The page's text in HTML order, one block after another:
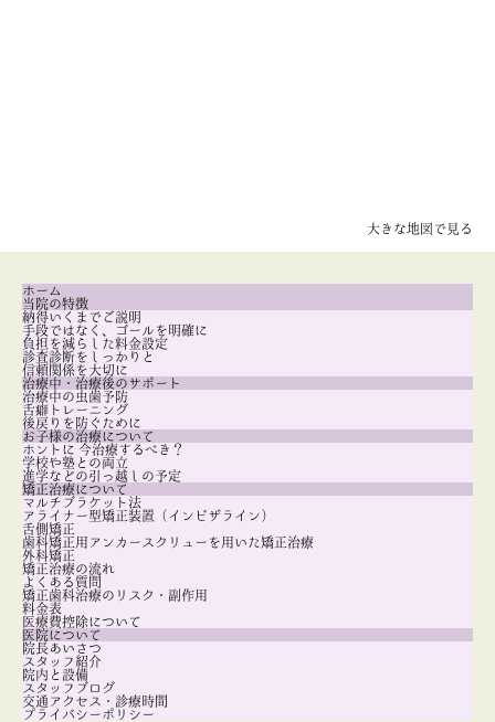
大きな地図で見る
ホーム
当院の特徴
納得いくまでご説明
手段ではなく、ゴールを明確に
負担を減らした料金設定
診査診断をしっかりと
信頼関係を大切に
治療中・治療後のサポート
治療中の虫歯予防
舌癖トレーニング
後戻りを防ぐために
お子様の治療について
ホントに 今治療するべき？
学校や塾との両立
進学などの引っ越しの予定
矯正治療について
マルチブラケット法
アライナー型矯正装置（インビザライン）
舌側矯正
歯科矯正用アンカースクリューを用いた矯正治療
外科矯正
矯正治療の流れ
よくある質問
矯正歯科治療のリスク・副作用
料金表
医療費控除について
医院について
院長あいさつ
スタッフ紹介
院内と設備
スタッフブログ
交通アクセス・診療時間
プライバシーポリシー